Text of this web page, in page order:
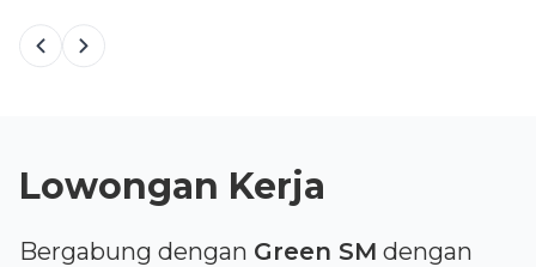
Lowongan Kerja
Bergabung dengan Green SM dengan